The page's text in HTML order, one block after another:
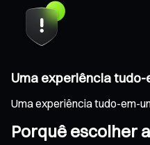
Uma experiência tudo-
Uma experiência tudo-em-
Porquê escolher